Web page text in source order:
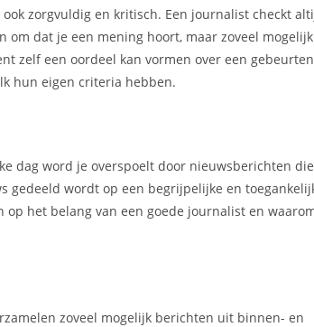
zorgvuldig en kritisch. Een journalist checkt
dat je een mening hoort, maar zoveel
zelf een oordeel kan vormen over een
hun eigen criteria hebben.
dag word je overspoelt door nieuwsberichten
gedeeld wordt op een begrijpelijke en
het belang van een goede journalist en
zoveel mogelijk berichten uit binnen- en